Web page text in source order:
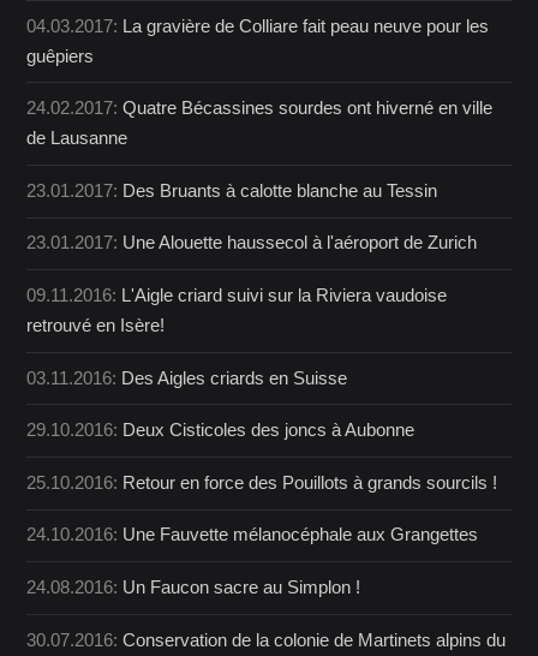
04.03.2017: La gravière de Colliare fait peau neuve pour les
guêpiers
24.02.2017:Quatre Bécassines sourdes ont hiverné en ville
de Lausanne
23.01.2017: Des Bruants à calotte blanche au Tessin
23.01.2017: Une Alouette haussecol à l'aéroport de Zurich
09.11.2016: L'Aigle criard suivi sur la Riviera vaudoise
retrouvé en Isère!
03.11.2016: Des Aigles criards en Suisse
29.10.2016: Deux Cisticoles des joncs à Aubonne
25.10.2016: Retour en force des Pouillots à grands sourcils !
24.10.2016: Une Fauvette mélanocéphale aux Grangettes
24.08.2016: Un Faucon sacre au Simplon !
30.07.2016:Conservation de la colonie de Martinets alpins du